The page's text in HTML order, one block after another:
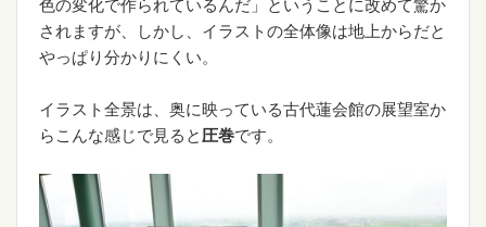
色の変化で作られているんだ」ということに改めて驚か
されますが、しかし、イラストの全体像は地上からだと
やっぱり分かりにくい。
イラスト全景は、奥に映っている古代蓮会館の展望室か
らこんな感じで見ると 圧巻です。